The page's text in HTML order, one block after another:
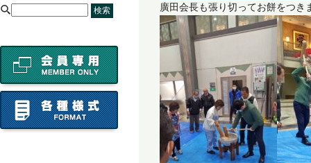
廣田会長も張り切ってお餅をつき
[